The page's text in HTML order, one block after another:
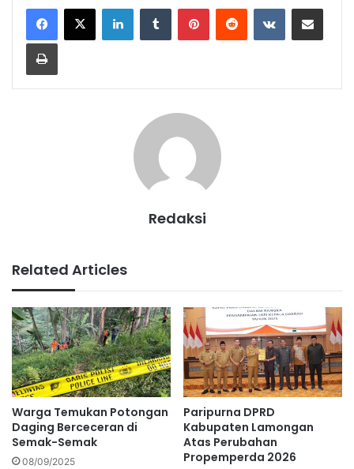
LinkedInTumblr PinterestReddit VKontakteShare via Email
Print
Redaksi
Related Articles
Warga Temukan Potongan
Daging Berceceran di
Semak-Semak
08/09/2025
Paripurna DPRD
Kabupaten Lamongan
Atas Perubahan
Propemperda 2026